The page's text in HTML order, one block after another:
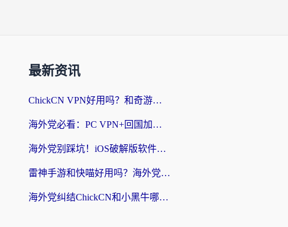
最新资讯
ChickCN VPN好用吗？和奇游手游VPN对比哪个回国效果更好？海外党亲测实用指南
海外党必看：PC VPN+回国加速器怎么选？无缝访问国内资源全攻略
海外党别踩坑！iOS破解版软件不可靠？教你选对回国加速器无缝看国内资源
雷神手游和快喵好用吗？海外党亲测5款回国加速器，附斧牛Bling对比+微信视频号解决办法
海外党纠结ChickCN和小黑牛哪个好？一篇帮你选对回国加速器的实用指南